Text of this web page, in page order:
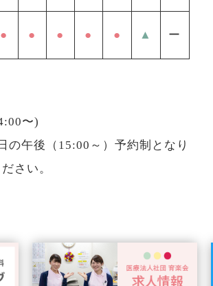
● ● ● ● ● ▲ ー
〜)
の午後（15:00～）予約制となり
さい。